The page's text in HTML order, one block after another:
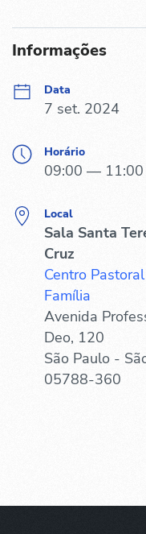
Informações
Data
7 set. 2024
Horário
09:00 — 11:00
Local
Sala Santa
Cruz
Centro
Família
Avenida
Deo, 120
São Paulo -
05788-360